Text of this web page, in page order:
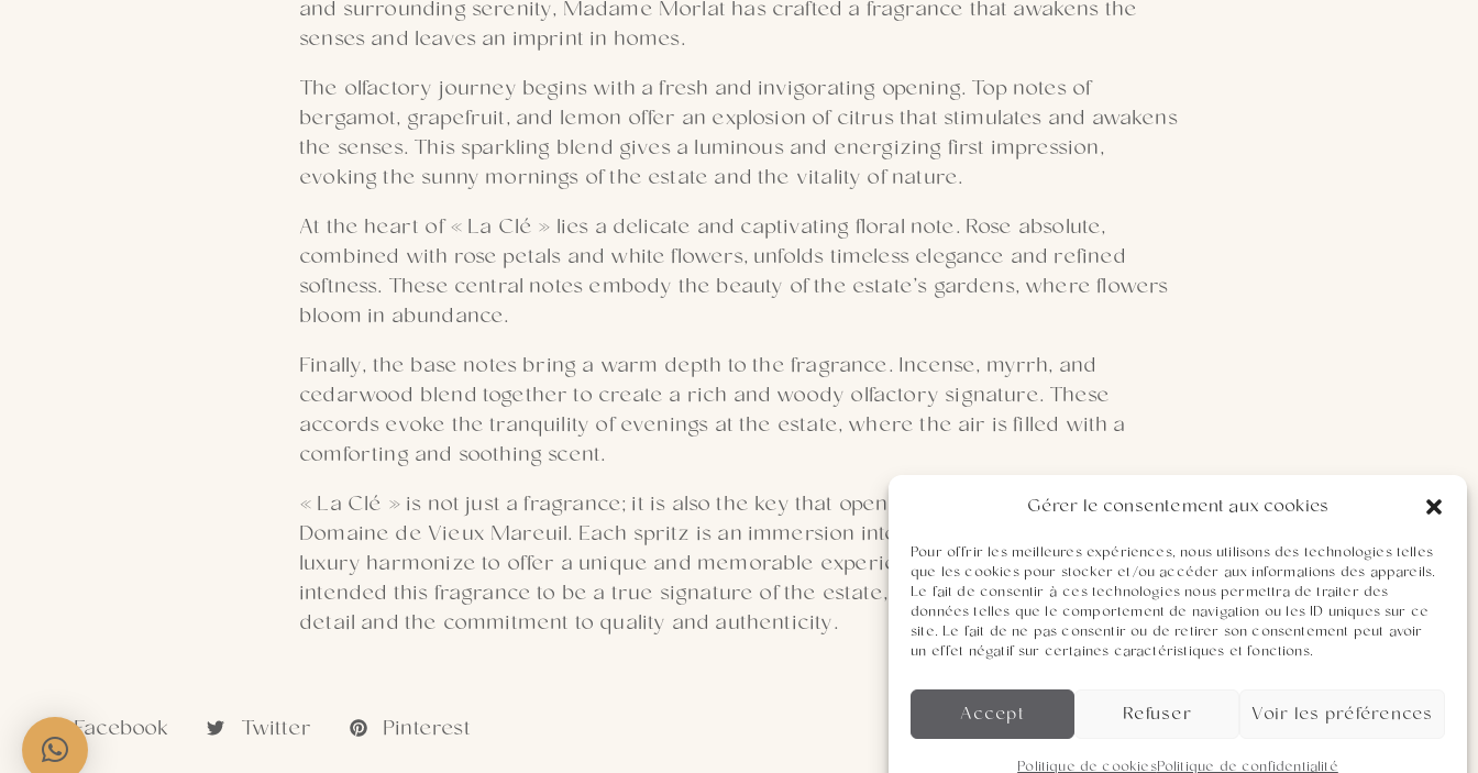
Gérer le consentement aux cookies
Pour offrir les meilleures expériences, nous utilisons des technologies telles
que les cookies pour stocker et/ou accéder aux informations des appareils.
Le fait de consentir à ces technologies nous permettra de traiter des
données telles que le comportement de navigation ou les ID uniques sur ce
site. Le fait de ne pas consentir ou de retirer son consentement peut avoir
un effet négatif sur certaines caractéristiques et fonctions.
Accept Refuser Voir les préférences
Politique de cookiesPolitique de confidentialité
and surrounding serenity, Madame Morlat has crafted a fragrance that awakens the
senses and leaves an imprint in homes.
The olfactory journey begins with a fresh and invigorating opening. Top notes of
bergamot, grapefruit, and lemon offer an explosion of citrus that stimulates and awakens
the senses. This sparkling blend gives a luminous and energizing first impression,
evoking the sunny mornings of the estate and the vitality of nature.
At the heart of « La Clé » lies a delicate and captivating floral note. Rose absolute,
combined with rose petals and white flowers, unfolds timeless elegance and refined
softness. These central notes embody the beauty of the estate’s gardens, where flowers
bloom in abundance.
Finally, the base notes bring a warm depth to the fragrance. Incense, myrrh, and
cedarwood blend together to create a rich and woody olfactory signature. These
accords evoke the tranquility of evenings at the estate, where the air is filled with a
comforting and soothing scent.
« La Clé » is not just a fragrance; it is also the key that opens the doors to the homes of
Domaine de Vieux Mareuil. Each spritz is an immersion into a world where nature and
luxury harmonize to offer a unique and memorable experience. Madame Morlat
intended this fragrance to be a true signature of the estate, reflecting the attention to
detail and the commitment to quality and authenticity.
Facebook Twitter Pinterest